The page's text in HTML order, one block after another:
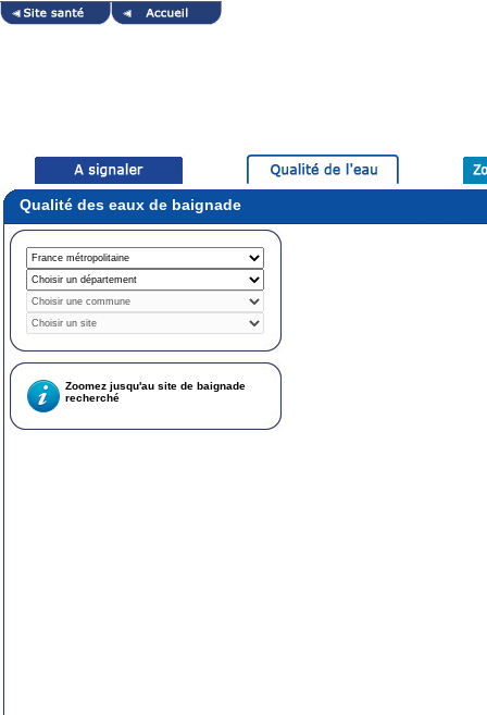
Qualité des eaux de baignade
Zoomez jusqu'au site de baignade
recherché